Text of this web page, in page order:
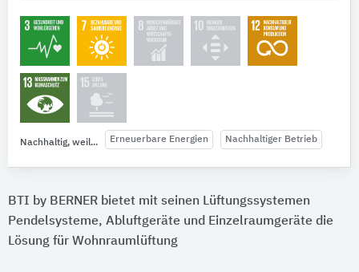
Nachhaltig, weil... Erneuerbare Energien Nachhaltiger Betrieb
BTI by BERNER bietet mit seinen Lüftungssystemen
Pendelsysteme, Abluftgeräte und Einzelraumgeräte die
Lösung für Wohnraumlüftung